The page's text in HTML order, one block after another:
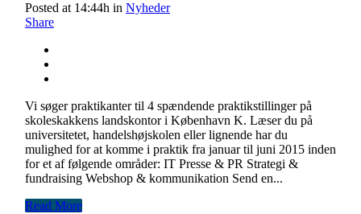
Posted at 14:44h in Nyheder
Share
Vi søger praktikanter til 4 spændende praktikstillinger på
skoleskakkens landskontor i København K. Læser du på
universitetet, handelshøjskolen eller lignende har du
mulighed for at komme i praktik fra januar til juni 2015 inden
for et af følgende områder: IT Presse & PR Strategi &
fundraising Webshop & kommunikation Send en...
Read More